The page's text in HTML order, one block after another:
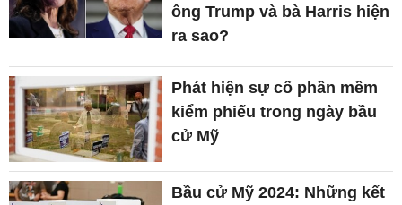
ông Trump và bà Harris hiện
ra sao?
Phát hiện sự cố phần mềm
kiểm phiếu trong ngày bầu
cử Mỹ
Bầu cử Mỹ 2024: Những kết